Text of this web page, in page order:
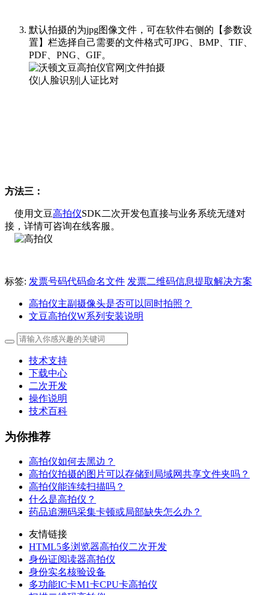
默认拍摄的为jpg图像文件，可在软件右侧的【参数设
置】栏选择自己需要的文件格式可JPG、BMP、TIF、
PDF、PNG、GIF。
方法三：
使用文豆高拍仪SDK二次开发包直接与业务系统无缝对
接，详情可咨询在线客服。
标签: 发票号码代码命名文件 发票二维码信息提取解决方案
高拍仪主副摄像头是否可以同时拍照？
文豆高拍仪W系列安装说明
技术支持
下载中心
二次开发
操作说明
技术百科
为你推荐
高拍仪如何去黑边？
高拍仪拍摄的图片可以存储到局域网共享文件夹吗？
高拍仪能连续扫描吗？
什么是高拍仪？
药品追溯码采集卡顿或局部缺失怎么办？
友情链接
HTML5多浏览器高拍仪二次开发
身份证阅读器高拍仪
身份实名核验设备
多功能IC卡M1卡CPU卡高拍仪